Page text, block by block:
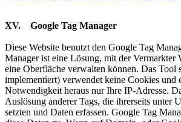
XV. Google Tag Manager
Diese Website benutzt den Google Tag
Manager ist eine Lösung, mit der Vermarkter
eine Oberfläche verwalten können. Das Tool
implementiert) verwendet keine Cookies und
Notwendigkeit heraus nur Ihre IP-Adresse.
Auslösung anderer Tags, die ihrerseits unter
setzten und Daten erfassen. Google Tag